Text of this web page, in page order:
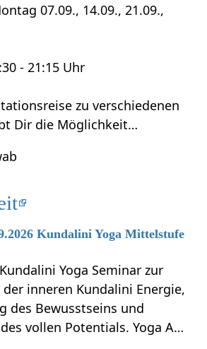
07.09., 14.09., 21.09.,
- 21:15 Uhr
zu verschiedenen
Dir die Möglichkeit…
Kundalini Yoga Mittelstufe
Yoga Seminar zur
der inneren Kundalini Energie,
des Bewusstseins und
vollen Potentials. Yoga A…